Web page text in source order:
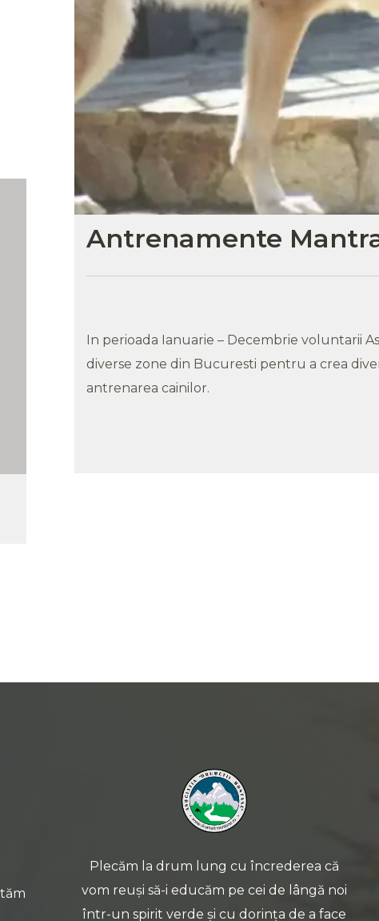
Antrenamente
In perioada Ianuarie – Decembrie voluntarii
diverse zone din Bucuresti pentru a crea
antrenarea cainilor.
Plecăm la drum lung cu încrederea că
vom reuși să-i educăm pe cei de lângă noi
într-un spirit verde și cu dorința de a face